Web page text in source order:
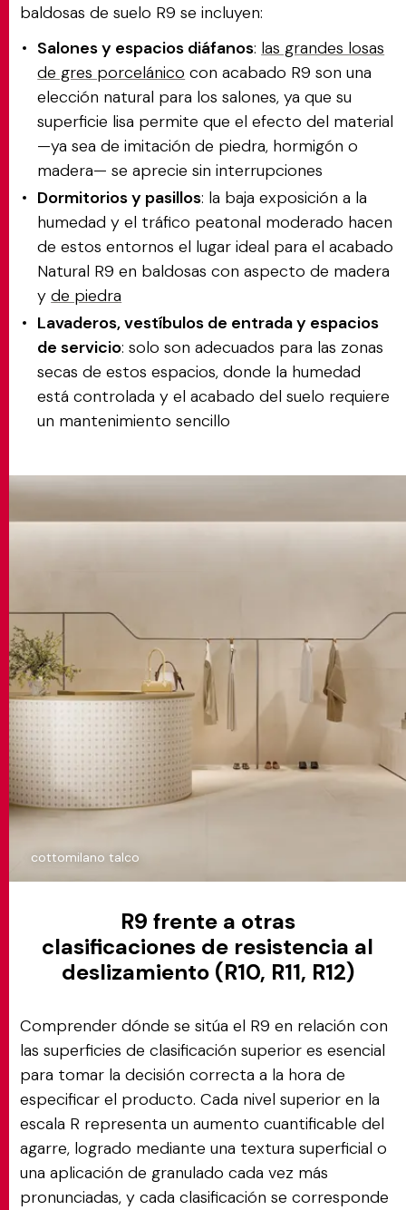
cottomilano talco
baldosas de suelo R9 se incluyen:
Salones y espacios diáfanos: las grandes losas
de gres porcelánico con acabado R9 son una
elección natural para los salones, ya que su
superficie lisa permite que el efecto del material
—ya sea de imitación de piedra, hormigón o
madera— se aprecie sin interrupciones
Dormitorios y pasillos: la baja exposición a la
humedad y el tráfico peatonal moderado hacen
de estos entornos el lugar ideal para el acabado
Natural R9 en baldosas con aspecto de madera
yde piedra
Lavaderos, vestíbulos de entrada y espacios
de servicio: solo son adecuados para las zonas
secas de estos espacios, donde la humedad
está controlada y el acabado del suelo requiere
un mantenimiento sencillo
R9 frente a otras
clasificaciones de resistencia al
deslizamiento (R10, R11, R12)
Comprender dónde se sitúa el R9 en relación con
las superficies de clasificación superior es esencial
para tomar la decisión correcta a la hora de
especificar el producto. Cada nivel superior en la
escala R representa un aumento cuantificable del
agarre, logrado mediante una textura superficial o
una aplicación de granulado cada vez más
pronunciadas, y cada clasificación se corresponde